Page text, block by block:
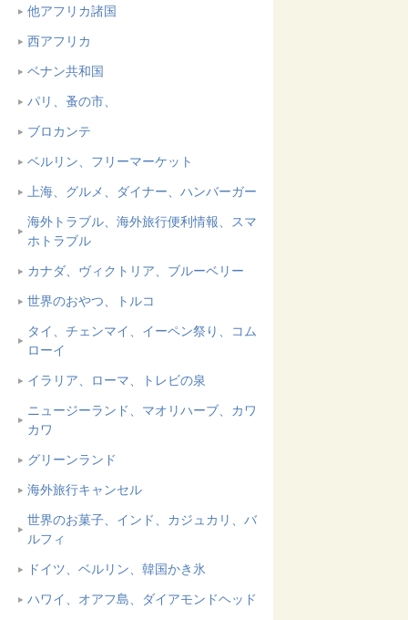
他アフリカ諸国
西アフリカ
ベナン共和国
パリ、蚤の市、
ブロカンテ
ベルリン、フリーマーケット
上海、グルメ、ダイナー、ハンバーガー
海外トラブル、海外旅行便利情報、スマ
ホトラブル
カナダ、ヴィクトリア、ブルーベリー
世界のおやつ、トルコ
タイ、チェンマイ、イーペン祭り、コム
ローイ
イラリア、ローマ、トレビの泉
ニュージーランド、マオリハーブ、カワ
カワ
グリーンランド
海外旅行キャンセル
世界のお菓子、インド、カジュカリ、バ
ルフィ
ドイツ、ベルリン、韓国かき氷
ハワイ、オアフ島、ダイアモンドヘッド